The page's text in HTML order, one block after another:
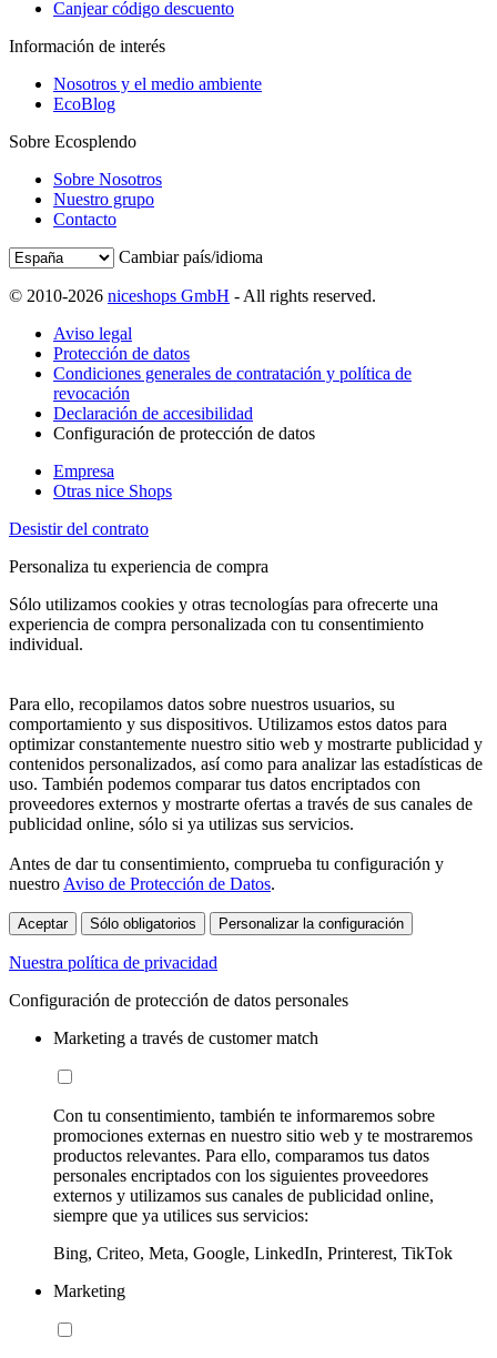
Canjear código descuento
Información de interés
Nosotros y el medio ambiente
EcoBlog
Sobre Ecosplendo
Sobre Nosotros
Nuestro grupo
Contacto
Cambiar país/idioma
© 2010-2026 niceshops GmbH - All rights reserved.
Aviso legal
Protección de datos
Condiciones generales de contratación y política de
revocación
Declaración de accesibilidad
Configuración de protección de datos
Empresa
Otras nice Shops
Desistir del contrato
Personaliza tu experiencia de compra
Sólo utilizamos cookies y otras tecnologías para ofrecerte una
experiencia de compra personalizada con tu consentimiento
individual.
Para ello, recopilamos datos sobre nuestros usuarios, su
comportamiento y sus dispositivos. Utilizamos estos datos para
optimizar constantemente nuestro sitio web y mostrarte publicidad y
contenidos personalizados, así como para analizar las estadísticas de
uso. También podemos comparar tus datos encriptados con
proveedores externos y mostrarte ofertas a través de sus canales de
publicidad online, sólo si ya utilizas sus servicios.
Antes de dar tu consentimiento, comprueba tu configuración y
nuestro Aviso de Protección de Datos.
Aceptar Sólo obligatorios Personalizar la configuración
Nuestra política de privacidad
Configuración de protección de datos personales
Marketing a través de customer match
Con tu consentimiento, también te informaremos sobre
promociones externas en nuestro sitio web y te mostraremos
productos relevantes. Para ello, comparamos tus datos
personales encriptados con los siguientes proveedores
externos y utilizamos sus canales de publicidad online,
siempre que ya utilices sus servicios:
Bing, Criteo, Meta, Google, LinkedIn, Printerest, TikTok
Marketing